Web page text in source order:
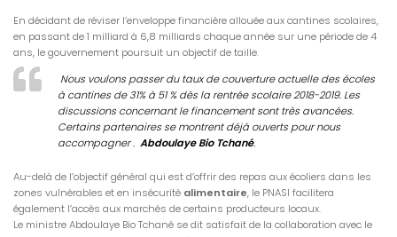
En décidant de réviser l’enveloppe financière allouée aux cantines scolaires,
en passant de 1 milliard à 6,8 milliards chaque année sur une période de 4
ans, le gouvernement poursuit un objectif de taille.
Nous voulons passer du taux de couverture actuelle des écoles
à cantines de 31% à 51 % dès la rentrée scolaire 2018-2019. Les
discussions concernant le financement sont très avancées.
Certains partenaires se montrent déjà ouverts pour nous
accompagner . Abdoulaye Bio Tchané.
Au-delà de l’objectif général qui est d’offrir des repas aux écoliers dans les
zones vulnérables et en insécurité alimentaire, le PNASI facilitera
également l’accès aux marchés de certains producteurs locaux.
Le ministre Abdoulaye Bio Tchané se dit satisfait de la collaboration avec le